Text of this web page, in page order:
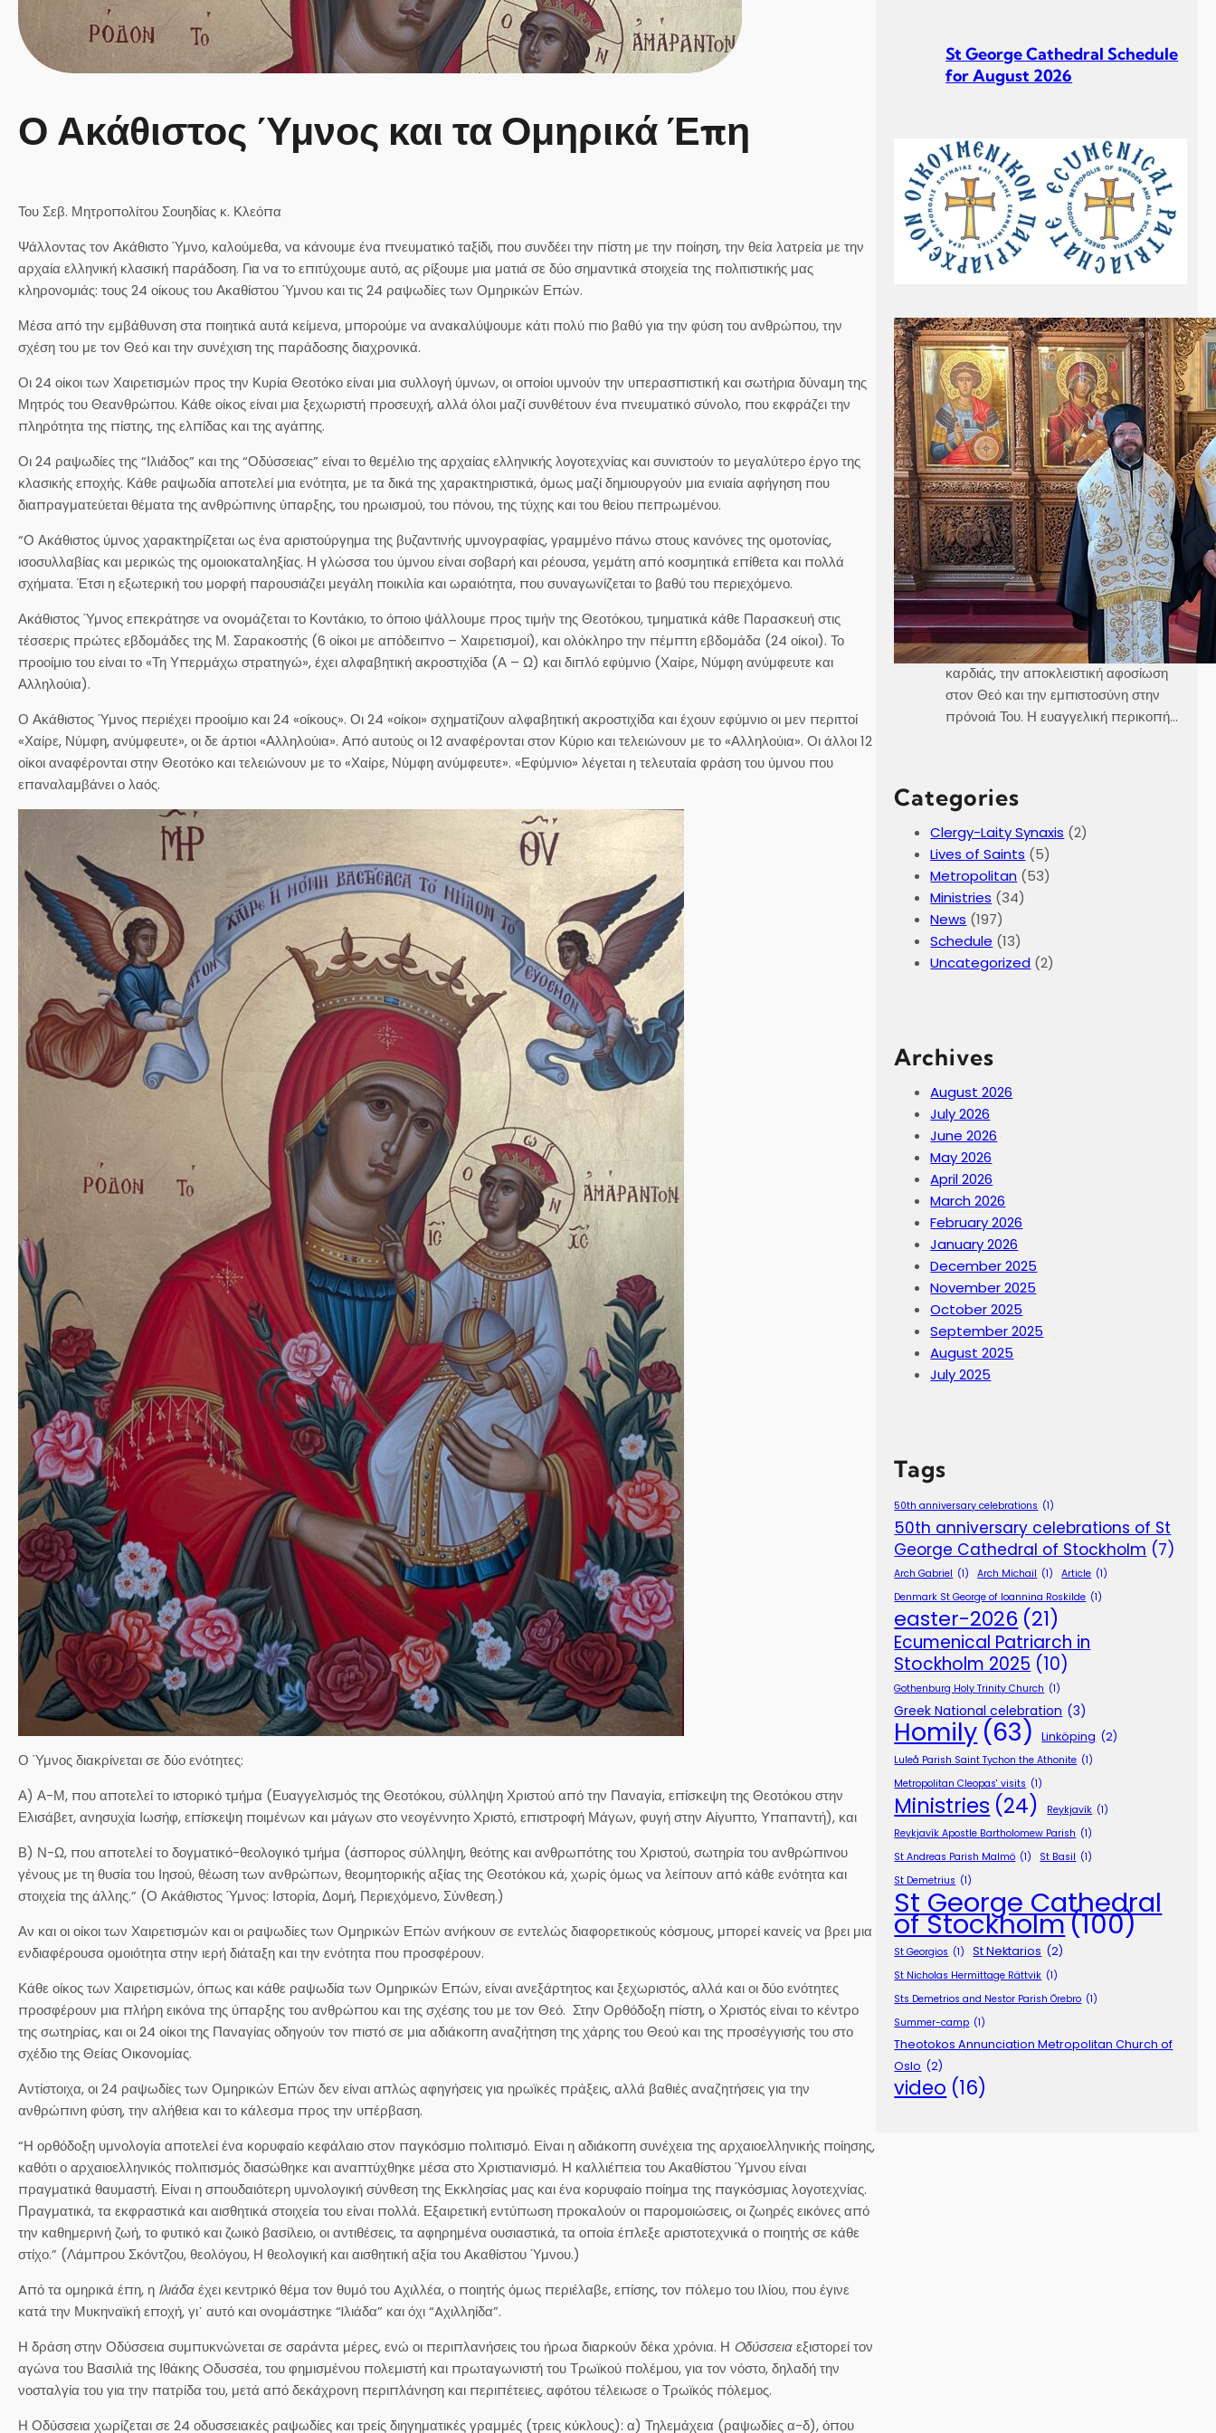
Ο Ακάθιστος Ύμνος και τα Ομηρικά Έπη
Του Σεβ. Μητροπολίτου Σουηδίας κ. Κλεόπα
Ψάλλοντας τον Ακάθιστο Ύμνο, καλούμεθα, να κάνουμε ένα πνευματικό ταξίδι, που συνδέει την πίστη με την ποίηση, την θεία λατρεία με την
αρχαία ελληνική κλασική παράδοση. Για να το επιτύχουμε αυτό, ας ρίξουμε μια ματιά σε δύο σημαντικά στοιχεία της πολιτιστικής μας
κληρονομιάς: τους 24 οίκους του Ακαθίστου Ύμνου και τις 24 ραψωδίες των Ομηρικών Επών.
Μέσα από την εμβάθυνση στα ποιητικά αυτά κείμενα, μπορούμε να ανακαλύψουμε κάτι πολύ πιο βαθύ για την φύση του ανθρώπου, την
σχέση του με τον Θεό και την συνέχιση της παράδοσης διαχρονικά.
Οι 24 οίκοι των Χαιρετισμών προς την Κυρία Θεοτόκο είναι μια συλλογή ύμνων, οι οποίοι υμνούν την υπερασπιστική και σωτήρια δύναμη της
Μητρός του Θεανθρώπου. Κάθε οίκος είναι μια ξεχωριστή προσευχή, αλλά όλοι μαζί συνθέτουν ένα πνευματικό σύνολο, που εκφράζει την
πληρότητα της πίστης, της ελπίδας και της αγάπης.
Οι 24 ραψωδίες της “Ιλιάδος” και της “Οδύσσειας” είναι το θεμέλιο της αρχαίας ελληνικής λογοτεχνίας και συνιστούν το μεγαλύτερο έργο της
κλασικής εποχής. Κάθε ραψωδία αποτελεί μια ενότητα, με τα δικά της χαρακτηριστικά, όμως μαζί δημιουργούν μια ενιαία αφήγηση που
διαπραγματεύεται θέματα της ανθρώπινης ύπαρξης, του ηρωισμού, του πόνου, της τύχης και του θείου πεπρωμένου.
“Ο Ακάθιστος ύμνος χαρακτηρίζεται ως ένα αριστούργημα της βυζαντινής υμνογραφίας, γραμμένο πάνω στους κανόνες της ομοτονίας,
ισοσυλλαβίας και μερικώς της ομοιοκαταληξίας. Η γλώσσα του ύμνου είναι σοβαρή και ρέουσα, γεμάτη από κοσμητικά επίθετα και πολλά
σχήματα. Έτσι η εξωτερική του μορφή παρουσιάζει μεγάλη ποικιλία και ωραιότητα, που συναγωνίζεται το βαθύ του περιεχόμενο.
Ακάθιστος Ύμνος επεκράτησε να ονομάζεται το Κοντάκιο, το όποιο ψάλλουμε προς τιμήν της Θεοτόκου, τμηματικά κάθε Παρασκευή στις
τέσσερις πρώτες εβδομάδες της Μ. Σαρακοστής (6 οίκοι με απόδειπνο – Χαιρετισμοί), και ολόκληρο την πέμπτη εβδομάδα (24 οίκοι). Το
προοίμιο του είναι το «Τη Υπερμάχω στρατηγώ», έχει αλφαβητική ακροστιχίδα (Α – Ω) και διπλό εφύμνιο (Χαίρε, Νύμφη ανύμφευτε και
Αλληλούια).
Ο Ακάθιστος Ύμνος περιέχει προοίμιο και 24 «οίκους». Οι 24 «οίκοι» σχηματίζουν αλφαβητική ακροστιχίδα και έχουν εφύμνιο οι μεν περιττοί
«Χαίρε, Νύμφη, ανύμφευτε», οι δε άρτιοι «Αλληλούια». Από αυτούς οι 12 αναφέρονται στον Κύριο και τελειώνουν με το «Αλληλούια». Οι άλλοι 12
οίκοι αναφέρονται στην Θεοτόκο και τελειώνουν με το «Χαίρε, Νύμφη ανύμφευτε». «Εφύμνιο» λέγεται η τελευταία φράση του ύμνου που
επαναλαμβάνει ο λαός.
Ο Ύμνος διακρίνεται σε δύο ενότητες:
Α) Α-Μ, που αποτελεί το ιστορικό τμήμα (Ευαγγελισμός της Θεοτόκου, σύλληψη Χριστού από την Παναγία, επίσκεψη της Θεοτόκου στην
Ελισάβετ, ανησυχία Ιωσήφ, επίσκεψη ποιμένων και μάγων στο νεογέννητο Χριστό, επιστροφή Μάγων, φυγή στην Αίγυπτο, Υπαπαντή), και
Β) Ν-Ω, που αποτελεί το δογματικό-θεολογικό τμήμα (άσπορος σύλληψη, θεότης και ανθρωπότης του Χριστού, σωτηρία του ανθρώπινου
γένους με τη θυσία του Ιησού, θέωση των ανθρώπων, θεομητορικής αξίας της Θεοτόκου κά, χωρίς όμως να λείπουν από κάθε ενότητα και
στοιχεία της άλλης.” (Ο Ακάθιστος Ύμνος: Ιστορία, Δομή, Περιεχόμενο, Σύνθεση.)
Αν και οι οίκοι των Χαιρετισμών και οι ραψωδίες των Ομηρικών Επών ανήκουν σε εντελώς διαφορετικούς κόσμους, μπορεί κανείς να βρει μια
ενδιαφέρουσα ομοιότητα στην ιερή διάταξη και την ενότητα που προσφέρουν.
Κάθε οίκος των Χαιρετισμών, όπως και κάθε ραψωδία των Ομηρικών Επών, είναι ανεξάρτητος και ξεχωριστός, αλλά και οι δύο ενότητες
προσφέρουν μια πλήρη εικόνα της ύπαρξης του ανθρώπου και της σχέσης του με τον Θεό. Στην Ορθόδοξη πίστη, ο Χριστός είναι το κέντρο
της σωτηρίας, και οι 24 οίκοι της Παναγίας οδηγούν τον πιστό σε μια αδιάκοπη αναζήτηση της χάρης του Θεού και της προσέγγισής του στο
σχέδιο της Θείας Οικονομίας.
Αντίστοιχα, οι 24 ραψωδίες των Ομηρικών Επών δεν είναι απλώς αφηγήσεις για ηρωϊκές πράξεις, αλλά βαθιές αναζητήσεις για την
ανθρώπινη φύση, την αλήθεια και το κάλεσμα προς την υπέρβαση.
“Η ορθόδοξη υμνολογία αποτελεί ένα κορυφαίο κεφάλαιο στον παγκόσμιο πολιτισμό. Είναι η αδιάκοπη συνέχεια της αρχαιοελληνικής ποίησης,
καθότι ο αρχαιοελληνικός πολιτισμός διασώθηκε και αναπτύχθηκε μέσα στο Χριστιανισμό. Η καλλιέπεια του Ακαθίστου Ύμνου είναι
πραγματικά θαυμαστή. Είναι η σπουδαιότερη υμνολογική σύνθεση της Εκκλησίας μας και ένα κορυφαίο ποίημα της παγκόσμιας λογοτεχνίας.
Πραγματικά, τα εκφραστικά και αισθητικά στοιχεία του είναι πολλά. Εξαιρετική εντύπωση προκαλούν οι παρομοιώσεις, οι ζωηρές εικόνες από
την καθημερινή ζωή, το φυτικό και ζωικό βασίλειο, οι αντιθέσεις, τα αφηρημένα ουσιαστικά, τα οποία έπλεξε αριστοτεχνικά ο ποιητής σε κάθε
στίχο.” (Λάμπρου Σκόντζου, θεολόγου, Η θεολογική και αισθητική αξία του Ακαθίστου Ύμνου.)
Aπό τα ομηρικά έπη, η Iλιάδαέχει κεντρικό θέμα τον θυμό του Aχιλλέα, ο ποιητής όμως περιέλαβε, επίσης, τον πόλεμο του Iλίου, που έγινε
κατά την Μυκηναϊκή εποχή, γι᾽ αυτό και ονομάστηκε “Iλιάδα” και όχι “Aχιλληίδα”.
Η δράση στην Οδύσσεια συμπυκνώνεται σε σαράντα μέρες, ενώ οι περιπλανήσεις του ήρωα διαρκούν δέκα χρόνια. Η Oδύσσειαεξιστορεί τον
αγώνα του Βασιλιά της Ιθάκης Oδυσσέα, του φημισμένου πολεμιστή και πρωταγωνιστή του Τρωϊκού πολέμου, για τον νόστο, δηλαδή την
νοσταλγία του για την πατρίδα του, μετά από δεκάχρονη περιπλάνηση και περιπέτειες, αφότου τέλειωσε ο Τρωϊκός πόλεμος.
Η Οδύσσεια χωρίζεται σε 24 οδυσσειακές ραψωδίες και τρείς διηγηματικές γραμμές (τρεις κύκλους): α) Τηλεμάχεια (ραψωδίες α-δ), όπου
St George Cathedral Schedule
for August 2026
St George Cathedral Schedule
for July 2026
Σεβ. Μητροπολίτου Σουηδίας
κ. Κλεόπα Ομιλία στην
Κυριακή Γ´ Ματθαίου
Καθεδρικός Ναός Αγίου Γεωργίου
Στοκχόλμης Κυριακή, 21 Ιουνίου 2026
Θεοφιλέστατε Άγιε Ελαίας κ.
Βαρθολομαίε,Αιδεσιμολογιώτατε π.
Γεώργιε,Μουσικολογιώτατοι,Αγαπητοί
εν Χριστώ Αδελφοί,Αγαπημένα μας
παιδιά, Στο σημερινό Ευαγγέλιο, ο
Χριστός μάς αποκαλύπτει τρεις
μεγάλες αλήθειες της πνευματικής
ζωής, την καθαρότητα του νου και της
καρδιάς, την αποκλειστική αφοσίωση
στον Θεό και την εμπιστοσύνη στην
πρόνοιά Του. Η ευαγγελική περικοπή…
Categories
Clergy-Laity Synaxis (2)
Lives of Saints (5)
Metropolitan (53)
Ministries (34)
News (197)
Schedule (13)
Uncategorized (2)
Archives
August 2026
July 2026
June 2026
May 2026
April 2026
March 2026
February 2026
January 2026
December 2025
November 2025
October 2025
September 2025
August 2025
July 2025
Tags
50th anniversary celebrations (1)
50th anniversary celebrations of St
George Cathedral of Stockholm (7)
Arch Gabriel (1) Arch Michail (1) Article (1)
Denmark St George of Ioannina Roskilde (1)
easter-2026 (21)
Ecumenical Patriarch in
Stockholm 2025 (10)
Gothenburg Holy Trinity Church (1)
Greek National celebration (3)
Homily (63) Linköping (2)
Luleå Parish Saint Tychon the Athonite (1)
Metropolitan Cleopas' visits (1)
Ministries (24) Reykjavík (1)
Reykjavík Apostle Bartholomew Parish (1)
St Andreas Parish Malmö (1) St Basil (1)
St Demetrius (1)
St George Cathedral
of Stockholm(100)
St Georgios (1) St Nektarios (2)
St Nicholas Hermittage Rättvik (1)
Sts Demetrios and Nestor Parish Örebro (1)
Summer-camp (1)
Theotokos Annunciation Metropolitan Church of
Oslo (2)
video (16)